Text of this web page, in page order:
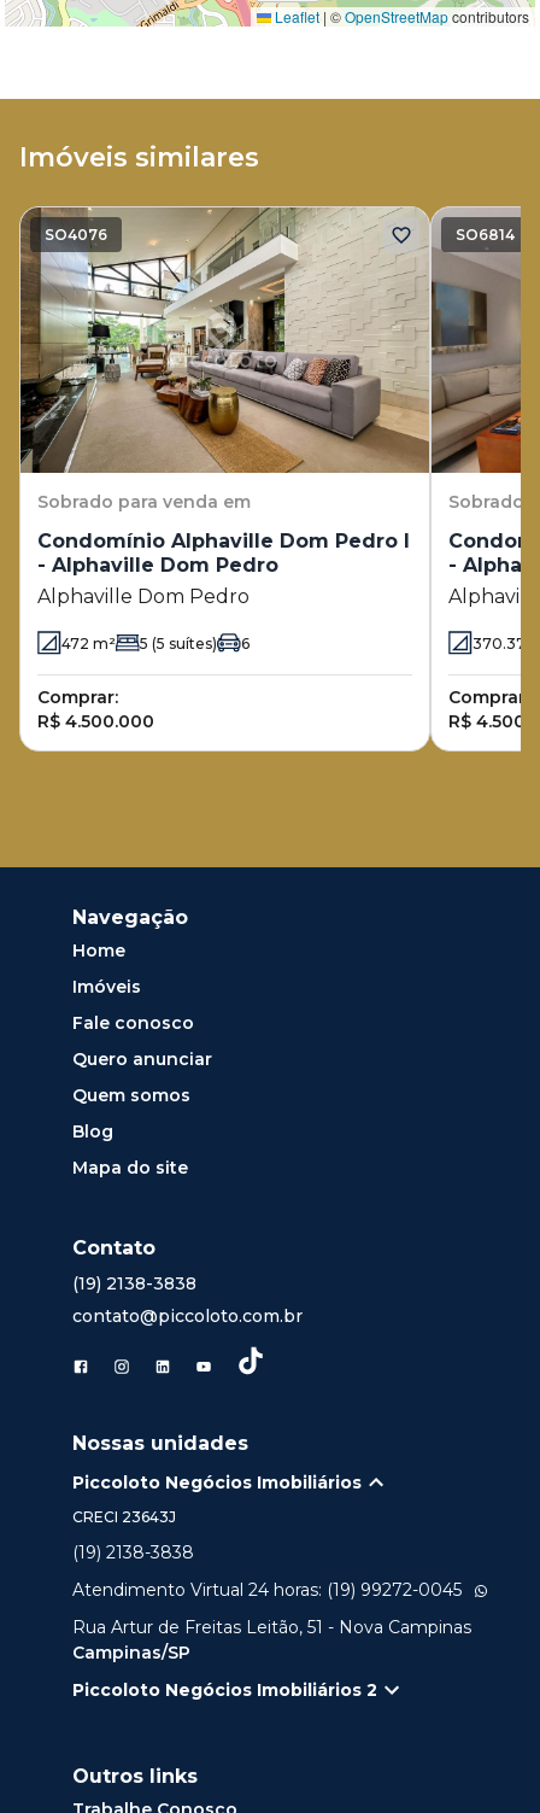
Leaflet | ©OpenStreetMapcontributors
Imóveis similares
SO4076
Sobrado para venda em
Condomínio Alphaville Dom Pedro I
- Alphaville Dom Pedro
Alphaville Dom Pedro
472 m² 5 (5 suítes) 6
Comprar:
R$ 4.500.000
SO6814
Sobrado
-
370.37
Comprar:
R$
Navegação
Home
Imóveis
Fale conosco
Quero anunciar
Quem somos
Blog
Mapa do site
Contato
(19) 2138-3838
contato@piccoloto.com.br
Nossas unidades
Piccoloto Negócios Imobiliários
CRECI 23643J
(19) 2138-3838
Atendimento Virtual 24 horas: (19) 99272-0045
Rua Artur de Freitas Leitão, 51 - Nova Campinas
Campinas/SP
Piccoloto Negócios Imobiliários 2
Outros links